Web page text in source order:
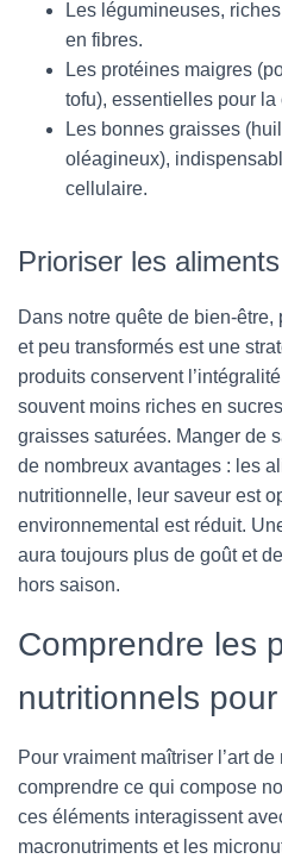
Les légumineuses,
en fibres.
Les protéines maigres
tofu), essentielles pour
Les bonnes graisses
oléagineux),
cellulaire.
Prioriser les
Dans notre quête de bien-
et peu transformés est une
produits conservent
souvent moins riches en
graisses saturées. Manger de
de nombreux avantages : les
nutritionnelle, leur saveur est
environnemental est réduit.
aura toujours plus de goût et
hors saison.
Comprendre les
nutritionnels
Pour vraiment maîtriser l’art
comprendre ce qui compose
ces éléments interagissent
macronutriments et les